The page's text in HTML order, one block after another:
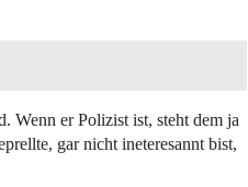
Wenn er Polizist ist, steht dem ja
gar nicht ineteresannt bist,